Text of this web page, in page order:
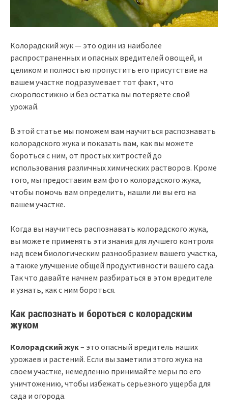
Колорадский жук — это один из наиболее
распространенных и опасных вредителей овощей, и
целиком и полностью пропустить его присутствие на
вашем участке подразумевает тот факт, что
скоропостижно и без остатка вы потеряете свой
урожай.
В этой статье мы поможем вам научиться распознавать
колорадского жука и показать вам, как вы можете
бороться с ним, от простых хитростей до
использования различных химических растворов. Кроме
того, мы предоставим вам фото колорадского жука,
чтобы помочь вам определить, нашли ли вы его на
вашем участке.
Когда вы научитесь распознавать колорадского жука,
вы можете применять эти знания для лучшего контроля
над всем биологическим разнообразием вашего участка,
а также улучшение общей продуктивности вашего сада.
Так что давайте начнем разбираться в этом вредителе
и узнать, как с ним бороться.
Как распознать и бороться с колорадским
жуком
Колорадский жук – это опасный вредитель наших
урожаев и растений. Если вы заметили этого жука на
своем участке, немедленно принимайте меры по его
уничтожению, чтобы избежать серьезного ущерба для
сада и огорода.